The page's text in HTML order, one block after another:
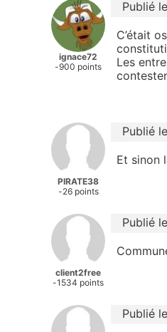
ignace72
-900 points
Publié
C’était
Les
PIRATE38
-26 points
Publié
Et sinon
client2free
-1534 points
Publié
Publié